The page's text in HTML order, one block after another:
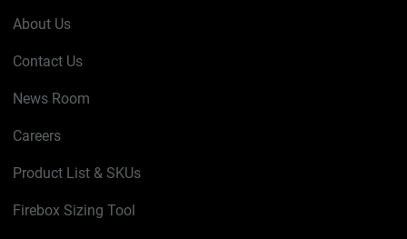
About Us
Contact Us
News Room
Careers
Product List & SKUs
Firebox Sizing Tool